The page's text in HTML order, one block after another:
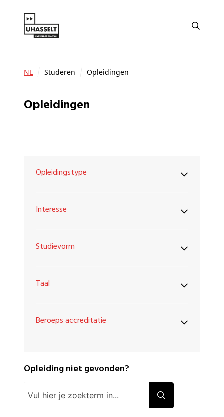
NL Studeren Opleidingen
Opleidingen
Opleidingstype
Interesse
Studievorm
Taal
Beroeps accreditatie
Opleiding niet gevonden?